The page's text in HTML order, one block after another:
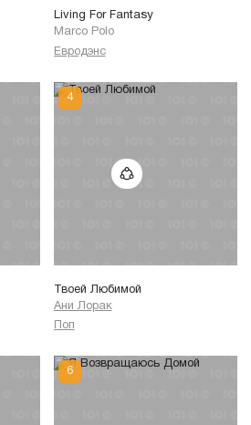
Living For Fantasy
Marco Polo
Евродэнс
Твоей Любимой
Ани Лорак
Поп